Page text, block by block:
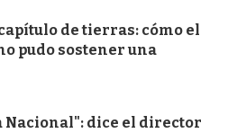
de tierras: cómo el
pudo sostener una
Nacional": dice el director